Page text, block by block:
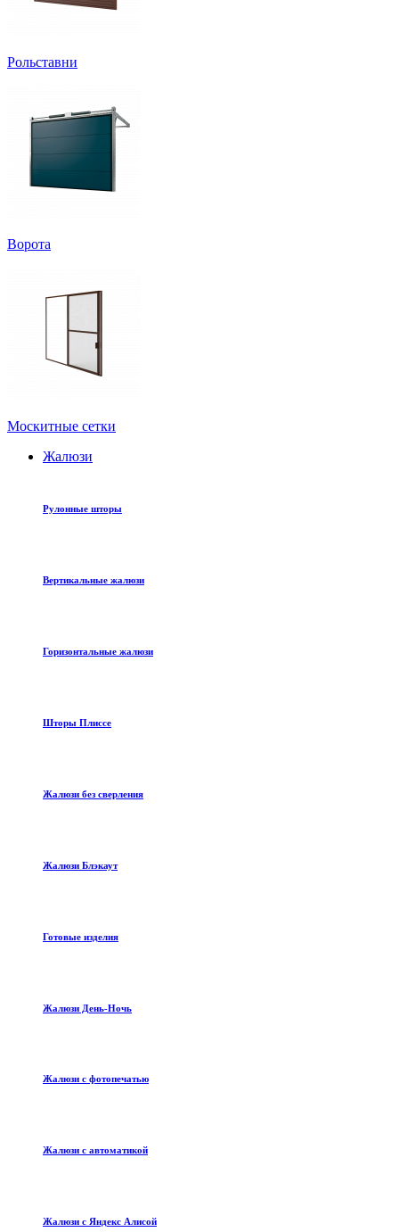
Рольставни
Ворота
Москитные сетки
Жалюзи
Рулонные шторы
Вертикальные жалюзи
Горизонтальные жалюзи
Шторы Плиссе
Жалюзи без сверления
Жалюзи Блэкаут
Готовые изделия
Жалюзи День-Ночь
Жалюзи с фотопечатью
Жалюзи с автоматикой
Жалюзи с Яндекс Алисой